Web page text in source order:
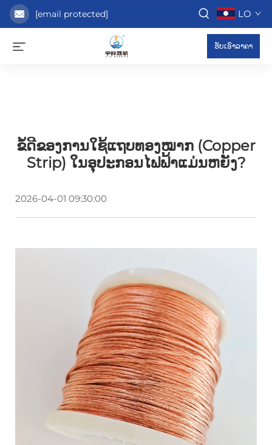
[email protected] LO
ຮັບເອົາລາຄາ
ຂໍ້ດີຂອງການໃຊ້ແຖບທອງໝາກ (Copper
Strip) ໃນອຸປະກອນໄຟຟ້າແມ່ນຫຍັງ?
2026-04-01 09:30:00